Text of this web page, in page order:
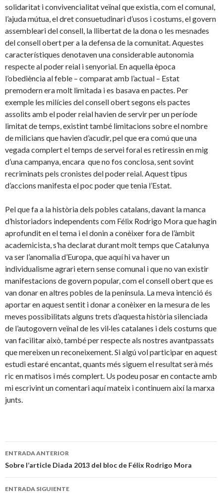
solidaritat i convivencialitat veïnal que existia, com el comunal,
l’ajuda mútua, el dret consuetudinari d’usos i costums, el govern
assembleari del consell, la llibertat de la dona o les mesnades
del consell obert per a la defensa de la comunitat. Aquestes
característiques denotaven una considerable autonomia
respecte al poder reial i senyorial. En aquella època
l’obediència al feble – comparat amb l’actual – Estat
premodern era molt limitada i es basava en pactes. Per
exemple les milícies del consell obert segons els pactes
assolits amb el poder reial havien de servir per un període
limitat de temps, existint també limitacions sobre el nombre
de milicians que havien d’acudir, pel que era comú que una
vegada complert el temps de servei foral es retiressin en mig
d’una campanya, encara que no fos conclosa, sent sovint
recriminats pels cronistes del poder reial. Aquest tipus
d’accions manifesta el poc poder que tenia l’Estat.
Pel que fa a la història dels pobles catalans, davant la manca
d’historiadors independents com Félix Rodrigo Mora que hagin
aprofundit en el tema i el donin a conèixer fora de l’àmbit
academicista, s’ha declarat durant molt temps que Catalunya
va ser l’anomalia d’Europa, que aquí hi va haver un
individualisme agrari etern sense comunal i que no van existir
manifestacions de govern popular, com el consell obert que es
van donar en altres pobles de la península. La meva intenció és
aportar en aquest sentit i donar a conèixer en la mesura de les
meves possibilitats alguns trets d’aquesta història silenciada
de l’autogovern veïnal de les vil·les catalanes i dels costums que
van facilitar això, també per respecte als nostres avantpassats
que mereixen un reconeixement. Si algú vol participar en aquest
estudi estaré encantat, quants més siguem el resultat serà més
ric en matisos i més complert. Us podeu posar en contacte amb
mi escrivint un comentari aquí mateix i continuem així la marxa
junts.
Navegación
de
entradas
ENTRADA ANTERIOR
Sobre l’article Diada 2013 del bloc de Félix Rodrigo Mora
ENTRADA SIGUIENTE